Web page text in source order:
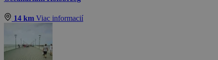
14 km Viac informacií